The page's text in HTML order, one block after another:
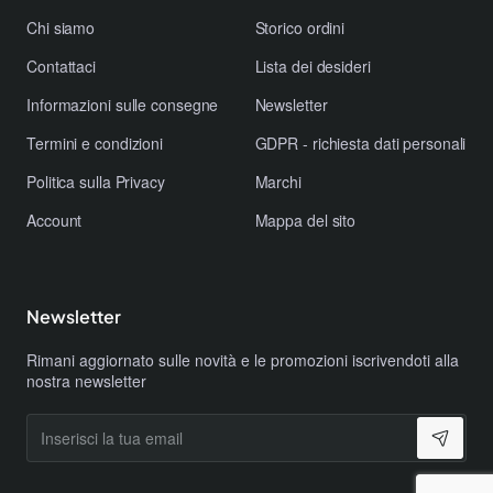
Ecologico:
Riduci l'impatto ambientale e contribuisci a
un futuro più sostenibile.
Ideale per:
città.
Artigiani: Per trasportare attrezzi e materiali.
Chi ha bisogno di un mezzo di trasporto robusto e
Chi siamo
Contattaci
Informazioni sulle consegne
Termini e condizioni
Politica sulla Privacy
Account
Storico ordini
Lista dei desideri
Newsletter
GDPR - richiesta dati personali
Marchi
Mappa del sito
Newsletter
Rimani aggiornato sulle novità e le promozioni iscrivendoti alla
nostra newsletter
tua